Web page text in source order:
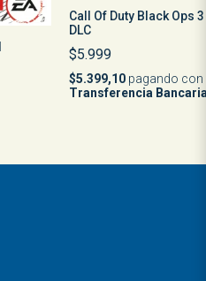
Call Of Duty Black Ops
DLC
$5.999
$5.399,10 pagando con
Transferencia